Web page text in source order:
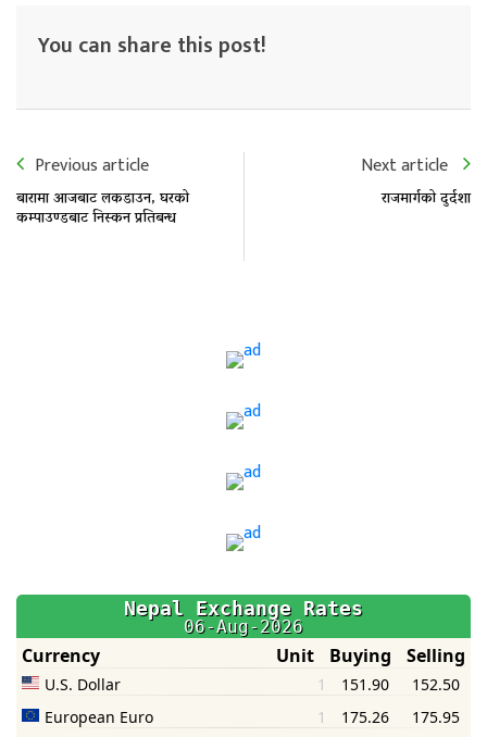
You can share this post!
Previous article
बारामा आजबाट लकडाउन, घरको
कम्पाउण्डबाट निस्कन प्रतिबन्ध
Next article
राजमार्गको दुर्दशा